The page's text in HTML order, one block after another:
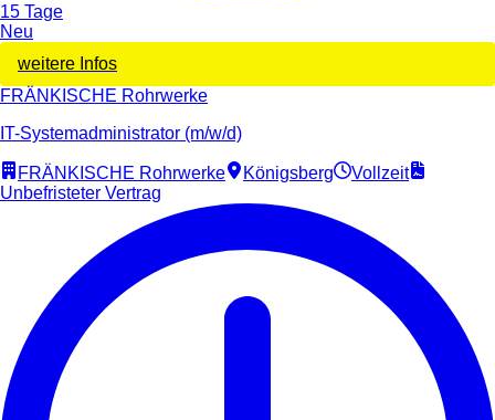
15 Tage
Neu
weitere Infos
FRÄNKISCHE Rohrwerke
IT-Systemadministrator (m/w/d)
FRÄNKISCHE Rohrwerke Königsberg
Vollzeit
Unbefristeter Vertrag